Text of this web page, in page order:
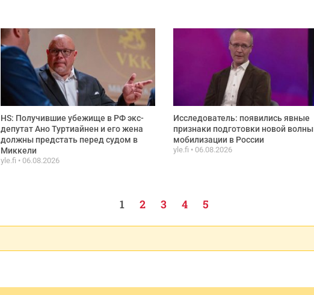
HS: Получившие убежище в РФ экс-
депутат Ано Туртиайнен и его жена
должны предстать перед судом в
Миккели
yle.fi 06.08.2026
Исследователь: появились явные
признаки подготовки новой волны
мобилизации в России
yle.fi 06.08.2026
1 2 3 4 5